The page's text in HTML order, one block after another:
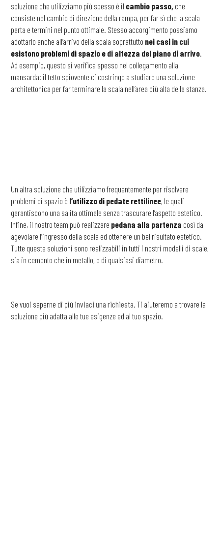
soluzione che utilizziamo più spesso è il cambio passo, che
consiste nel cambio di direzione della rampa, per far sì che la scala
parta e termini nel punto ottimale. Stesso accorgimento possiamo
adottarlo anche all’arrivo della scala soprattutto nei casi in cui
esistono problemi di spazio e di altezza del piano di arrivo
Ad esempio, questo si verifica spesso nel collegamento alla
mansarda: il tetto spiovente ci costringe a studiare una soluzione
architettonica per far terminare la scala nell’area più alta della stanza.
Un altra soluzione che utilizziamo frequentemente per risolvere
problemi di spazio è l’utilizzo di pedate rettilinee, le quali
garantiscono una salita ottimale senza trascurare l’aspetto estetico.
Infine, il nostro team può realizzare pedana alla partenza così da
agevolare l’ingresso della scala ed ottenere un bel risultato estetico.
Tutte queste soluzioni sono realizzabili in tutti i nostri modelli di scale,
sia in cemento che in metallo, e di qualsiasi diametro.
Se vuoi saperne di più inviaci una richiesta. Ti aiuteremo a trovare la
soluzione più adatta alle tue esigenze ed al tuo spazio.